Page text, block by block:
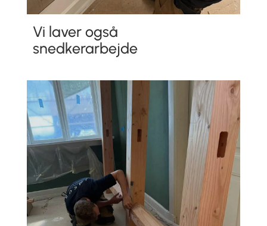
Vi laver også
snedkerarbejde